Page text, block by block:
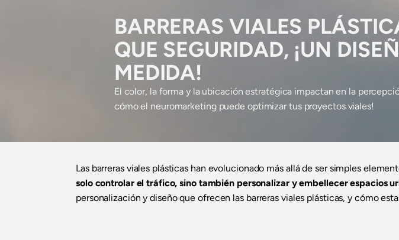
BARRERAS VIALES
QUE SEGURIDAD, ¡UN
MEDIDA!
El color, la forma y la ubicación estratégica impactan en la
cómo el neuromarketing puede optimizar tus proyectos viales!
Las barreras viales plásticas han evolucionado más allá de ser simples
solo controlar el tráfico, sino también personalizar y embellecer espacios
personalización y diseño que ofrecen las barreras viales plásticas, y cómo